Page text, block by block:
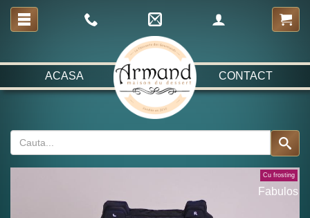
ACASA CONTACT
Cu frosting
Fabulos